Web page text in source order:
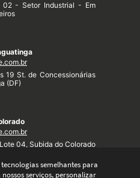
02 - Setor Industrial - Em
19 St. de Concessionárias
(DF)
04, Subida do Colorado
semelhantes para
serviços, personalizar